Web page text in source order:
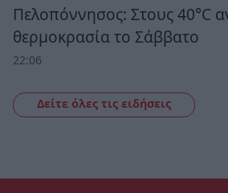
Πελοπόννησος: Στους 40°C
θερμοκρασία το Σάββατο
22:06
Δείτε όλες τις ειδήσεις